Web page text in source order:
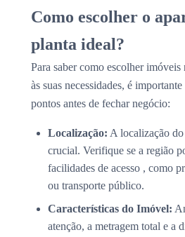
Como escolher o
planta ideal?
Para saber como escolher imóveis
às suas necessidades, é
pontos antes de fechar negócio:
Localização: A localização
crucial. Verifique se a região
facilidades de acesso , como
ou transporte público.
Características do Imóvel:
atenção, a metragem total e a